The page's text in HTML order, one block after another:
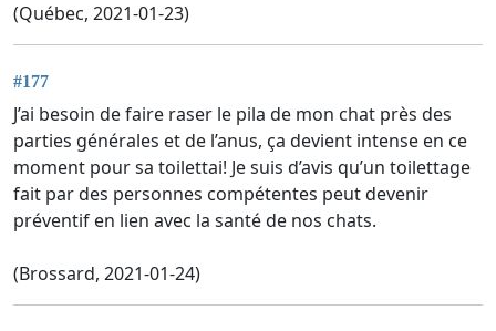
(Québec, 2021-01-23)
#177
J’ai besoin de faire raser le pila de mon chat près des
parties générales et de l’anus, ça devient intense en ce
moment pour sa toilettai! Je suis d’avis qu’un toilettage
fait par des personnes compétentes peut devenir
préventif en lien avec la santé de nos chats.
(Brossard, 2021-01-24)